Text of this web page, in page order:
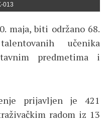
013
maja, biti održano 68.
učenika
predmetima i
prijavljen je 421
radom iz 13